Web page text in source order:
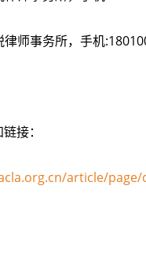
律师事务所，手机
接：
article/page/